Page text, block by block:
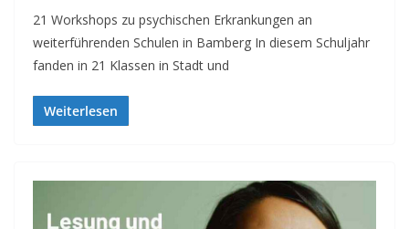
21 Workshops zu psychischen Erkrankungen an
weiterführenden Schulen in Bamberg In diesem Schuljahr
fanden in 21 Klassen in Stadt und
Weiterlesen